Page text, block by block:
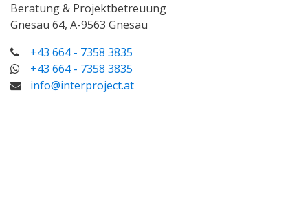
Beratung & Projektbetreuung
Gnesau 64, A-9563 Gnesau
+43 664 - 7358 3835
+43 664 - 7358 3835
info@interproject.at